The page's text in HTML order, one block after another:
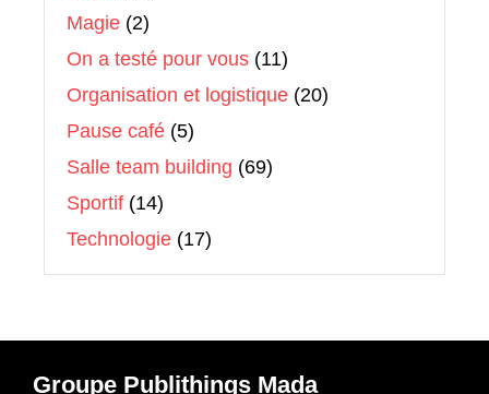
Magie (2)
On a testé pour vous (11)
Organisation et logistique (20)
Pause café (5)
Salle team building (69)
Sportif (14)
Technologie (17)
Groupe Publithings Mada